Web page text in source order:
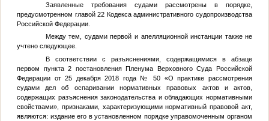
Заявленные требования судами рассмотрены в порядке,
предусмотренном главой 22 Кодекса административного судопроизводства
Российской Федерации.
Между тем, судами первой и апелляционной инстанции также не
учтено следующее.
В соответствии с разъяснениями, содержащимися в абзаце
первом пункта 2 постановления Пленума Верховного Суда Российской
Федерации от 25 декабря 2018 года № 50 «О практике рассмотрения
судами дел об оспаривании нормативных правовых актов и актов,
содержащих разъяснения законодательства и обладающих нормативными
свойствами», признаками, характеризующими нормативный правовой акт,
являются: издание его в установленном порядке управомоченным органом